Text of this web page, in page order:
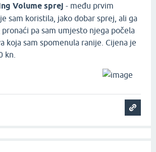
Volume sprej - među prvim
sam koristila, jako dobar sprej, ali ga
pa sam umjesto njega počela
koja sam spomenula ranije. Cijena je
kn.